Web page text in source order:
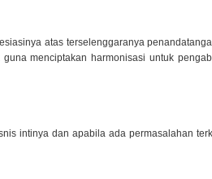
atas terselenggaranya
menciptakan harmonisasi untuk
intinya dan apabila ada permasalahan